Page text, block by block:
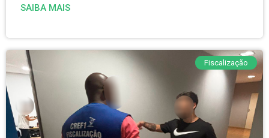
SAIBA MAIS
Fiscalização